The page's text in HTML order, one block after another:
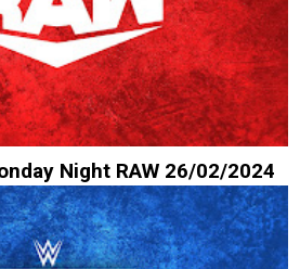
Night RAW 26/02/2024